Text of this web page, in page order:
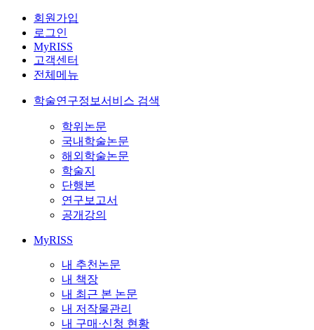
회원가입
로그인
MyRISS
고객센터
전체메뉴
학술연구정보서비스 검색
학위논문
국내학술논문
해외학술논문
학술지
단행본
연구보고서
공개강의
MyRISS
내 추천논문
내 책장
내 최근 본 논문
내 저작물관리
내 구매·신청 현황